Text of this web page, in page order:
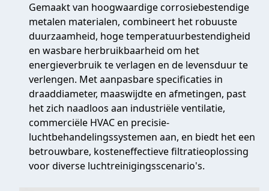
Gemaakt van hoogwaardige corrosiebestendige
metalen materialen, combineert het robuuste
duurzaamheid, hoge temperatuurbestendigheid
en wasbare herbruikbaarheid om het
energieverbruik te verlagen en de levensduur te
verlengen. Met aanpasbare specificaties in
draaddiameter, maaswijdte en afmetingen, past
het zich naadloos aan industriële ventilatie,
commerciële HVAC en precisie-
luchtbehandelingssystemen aan, en biedt het een
betrouwbare, kosteneffectieve filtratieoplossing
voor diverse luchtreinigingsscenario's.